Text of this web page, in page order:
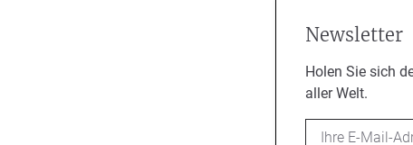
Newsletter
Holen Sie sich
aller Welt.
Email